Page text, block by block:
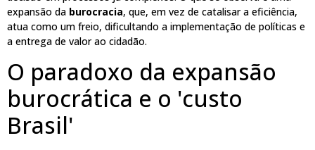
expansão da burocracia, que, em vez de catalisar a eficiência,
atua como um freio, dificultando a implementação de políticas e
a entrega de valor ao cidadão.
O paradoxo da expansão
burocrática e o 'custo
Brasil'